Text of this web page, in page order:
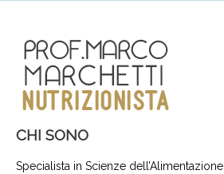
CHI SONO
Specialista in Scienze dell’Alimentazione